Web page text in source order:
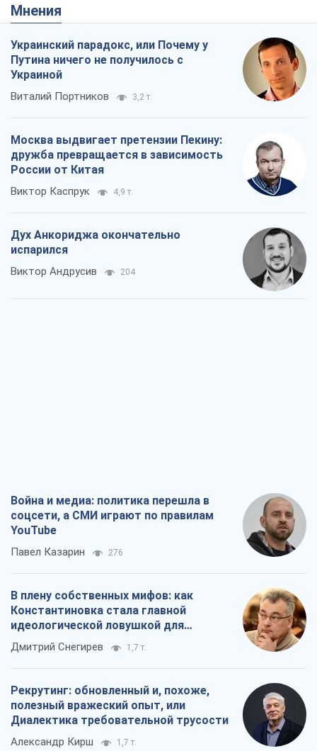
Мнения
Украинский парадокс, или Почему у
Путина ничего не получилось с
Украиной
Виталий Портников 3,2 т.
Москва выдвигает претензии Пекину:
дружба превращается в зависимость
России от Китая
Виктор Каспрук 4,9 т.
Дух Анкориджа окончательно
испарился
Виктор Андрусив 204
Война и медиа: политика перешла в
соцсети, а СМИ играют по правилам
YouTube
Павел Казарин 276
В плену собственных мифов: как
Константиновка стала главной
идеологической ловушкой для
российских оккупантов
Дмитрий Снегирев 1,7 т.
Рекрутинг: обновленный и, похоже,
полезный вражеский опыт, или
Диалектика требовательной трусости
Александр Кирш 1,7 т.